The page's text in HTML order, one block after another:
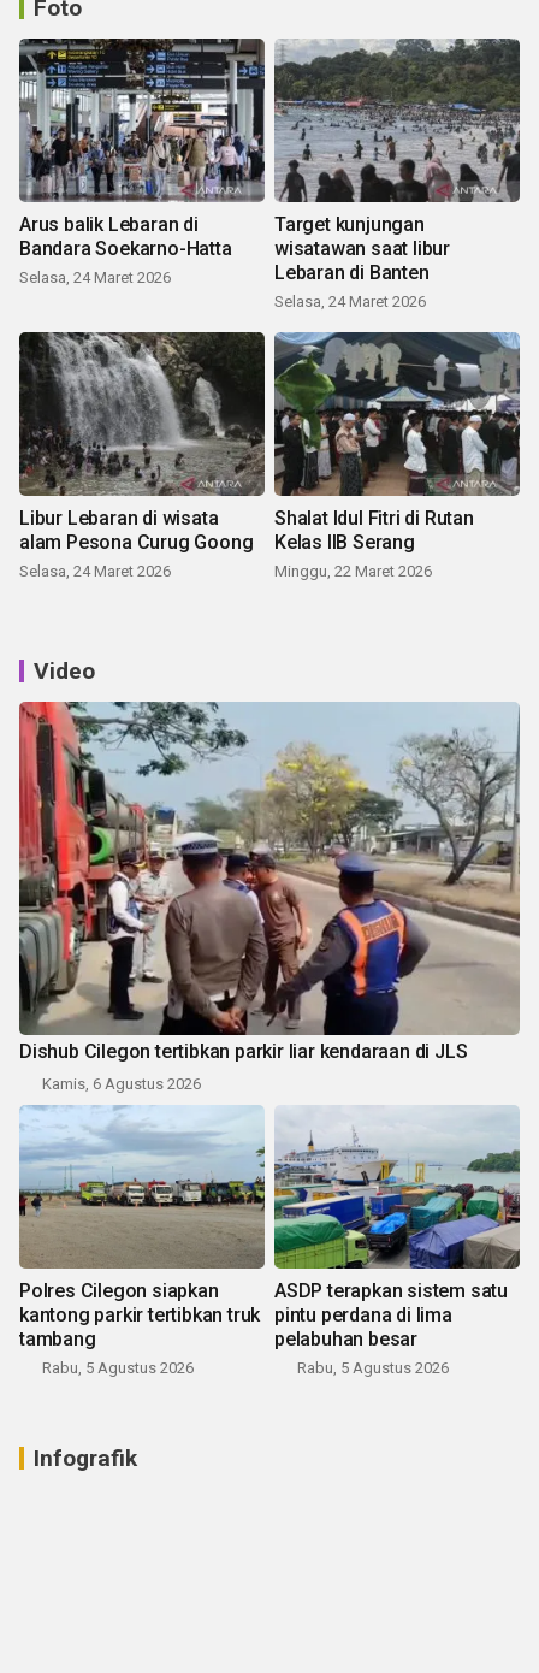
Foto
Arus balik Lebaran di
Bandara Soekarno-Hatta
Selasa, 24 Maret 2026
Target kunjungan
wisatawan saat libur
Lebaran di Banten
Selasa, 24 Maret 2026
Libur Lebaran di wisata
alam Pesona Curug Goong
Selasa, 24 Maret 2026
Shalat Idul Fitri di Rutan
Kelas IIB Serang
Minggu, 22 Maret 2026
Video
Dishub Cilegon tertibkan parkir liar kendaraan di JLS
Kamis, 6 Agustus 2026
Polres Cilegon siapkan
kantong parkir tertibkan truk
tambang
Rabu, 5 Agustus 2026
ASDP terapkan sistem satu
pintu perdana di lima
pelabuhan besar
Rabu, 5 Agustus 2026
Infografik